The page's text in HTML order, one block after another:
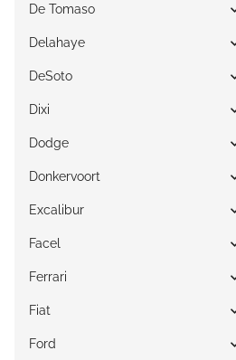
De Tomaso
Delahaye
DeSoto
Dixi
Dodge
Donkervoort
Excalibur
Facel
Ferrari
Fiat
Ford